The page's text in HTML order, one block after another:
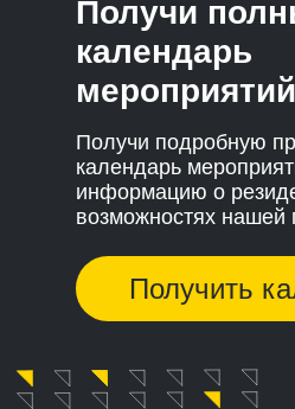
Получи
календарь
мероприятий
Получи подробную
календарь
информацию о
возможностях
Получить